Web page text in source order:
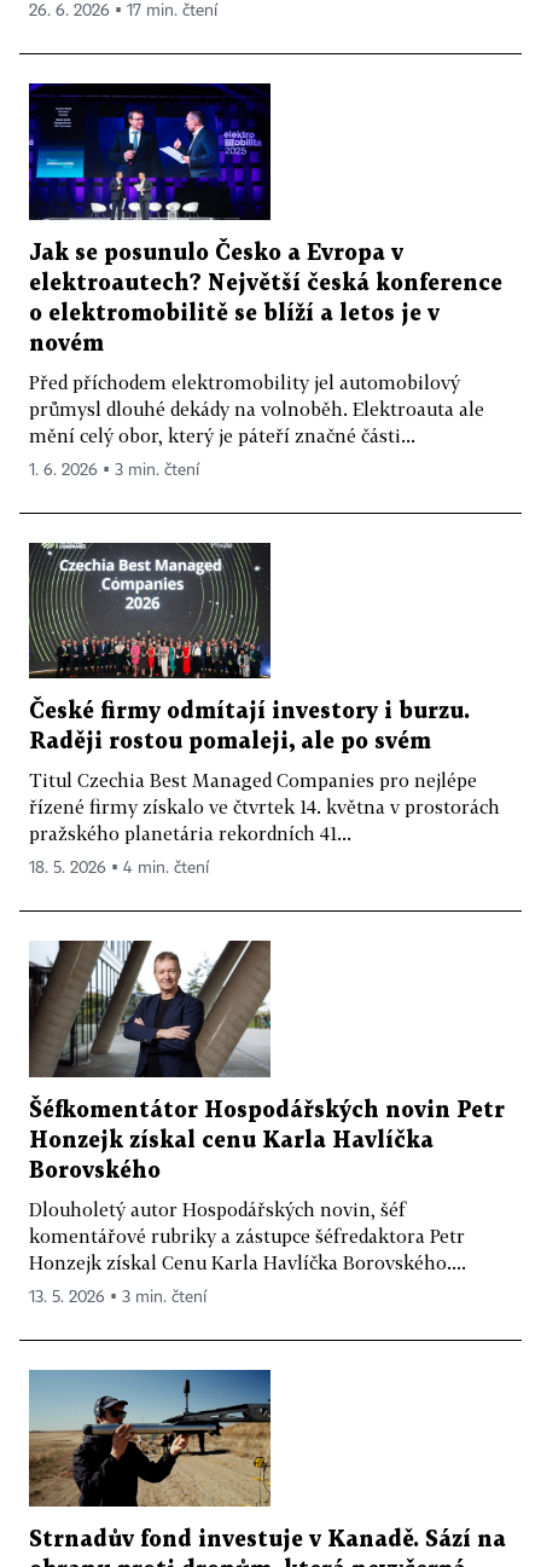
26. 6. 2026 ▪ 17 min. čtení
Jak se posunulo Česko a Evropa v
elektroautech? Největší česká konference
o elektromobilitě se blíží a letos je v
novém
Před příchodem elektromobility jel automobilový
průmysl dlouhé dekády na volnoběh. Elektroauta ale
mění celý obor, který je páteří značné části...
1. 6. 2026 ▪ 3 min. čtení
České firmy odmítají investory i burzu.
Raději rostou pomaleji, ale po svém
Titul Czechia Best Managed Companies pro nejlépe
řízené firmy získalo ve čtvrtek 14. května v prostorách
pražského planetária rekordních 41...
18. 5. 2026 ▪ 4 min. čtení
Šéfkomentátor Hospodářských novin Petr
Honzejk získal cenu Karla Havlíčka
Borovského
Dlouholetý autor Hospodářských novin, šéf
komentářové rubriky a zástupce šéfredaktora Petr
Honzejk získal Cenu Karla Havlíčka Borovského....
13. 5. 2026 ▪ 3 min. čtení
Strnadův fond investuje v Kanadě. Sází na